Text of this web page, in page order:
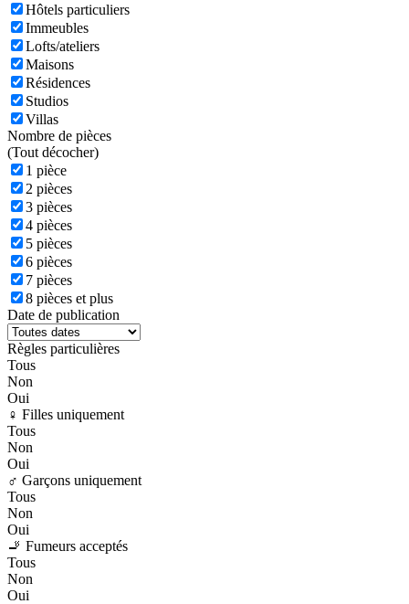
Hôtels particuliers
Immeubles
Lofts/ateliers
Maisons
Résidences
Studios
Villas
Nombre de pièces
(Tout décocher)
1 pièce
2 pièces
3 pièces
4 pièces
5 pièces
6 pièces
7 pièces
8 pièces et plus
Date de publication
Règles particulières
Tous
Non
Oui
♀️ Filles uniquement
Tous
Non
Oui
♂️ Garçons uniquement
Tous
Non
Oui
🚬 Fumeurs acceptés
Tous
Non
Oui